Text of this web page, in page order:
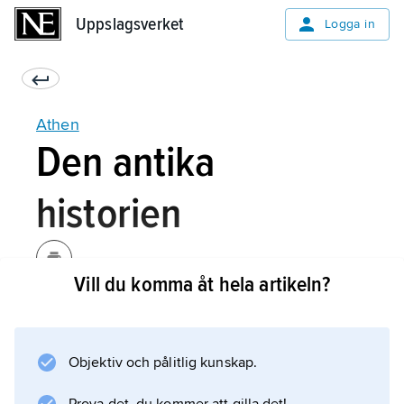
Uppslagsverket Logga in
Athen
Den antika
historien
fynd. Enligt traditionen styrdes Attika av
kungar, varav den förste var Kekrops.
Kungamakten skall gradvis ha övergått till
Vill du komma åt hela artikeln?
Objektiv och pålitlig kunskap.